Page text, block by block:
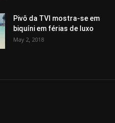
Pivô da TVI mostra-se em
biquíni em férias de luxo
May 2, 2018